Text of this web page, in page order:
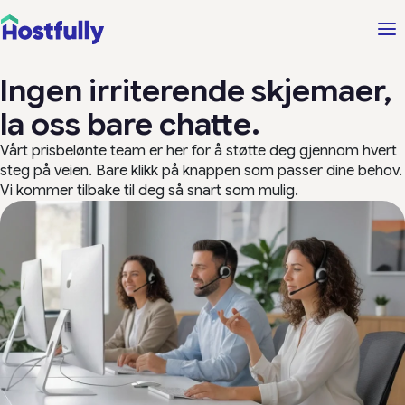
Ingen irriterende skjemaer,
la oss bare chatte.
Vårt prisbelønte team er her for å støtte deg gjennom hvert
steg på veien. Bare klikk på knappen som passer dine behov.
Vi kommer tilbake til deg så snart som mulig.